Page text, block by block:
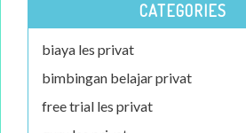
CATEGORIES
biaya les privat
bimbingan belajar privat
free trial les privat